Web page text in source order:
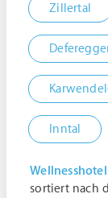
Zillertal
Inntal
sortiert nach